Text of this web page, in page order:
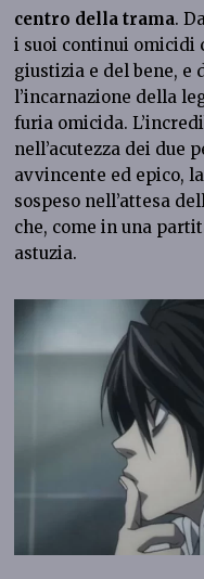
centro della trama.
i suoi continui omicidi
giustizia e del bene, e
l’incarnazione della
furia omicida.
nell’acutezza dei due
avvincente ed epico,
sospeso nell’attesa
che, come in una
astuzia.